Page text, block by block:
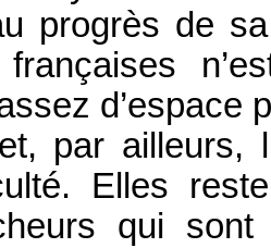
progrès de
françaises
par ailleurs,
Elles
qui